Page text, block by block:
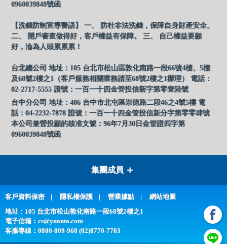
0960039848號函
【洗錢防制宣導警語】 一、 防杜非法洗錢，保障自身財產安全。
二、 開戶審查做得好，客戶權益有保障。 三、 自己權益要顧
好，淪為人頭累累累！
台北總公司 地址：105 台北市松山區敦化南路一段66號4樓、5樓
及68號2樓之1（客戶服務相關業務請至68號2樓之1辦理） 電話：
02-2717-5555 證號：一百一十四金管投信新字第零壹陸號
台中分公司 地址：406 台中市北屯區崇德路二段46之4號5樓 電
話：04-2232-7878 證號：一百一十四金管投信新分字第零零肆號
本公司兼營投顧的核准文號：96年7月30日金管證四字第
0960039848號函
集團成員
客戶資料保密 隱私權保護 營業據點
網站地圖
地址：105 台北市松山敦化南路一段68號2樓之1
電子信箱： cs@yuanta.com
客服專線： 0800-009-968 (02)8770-7703